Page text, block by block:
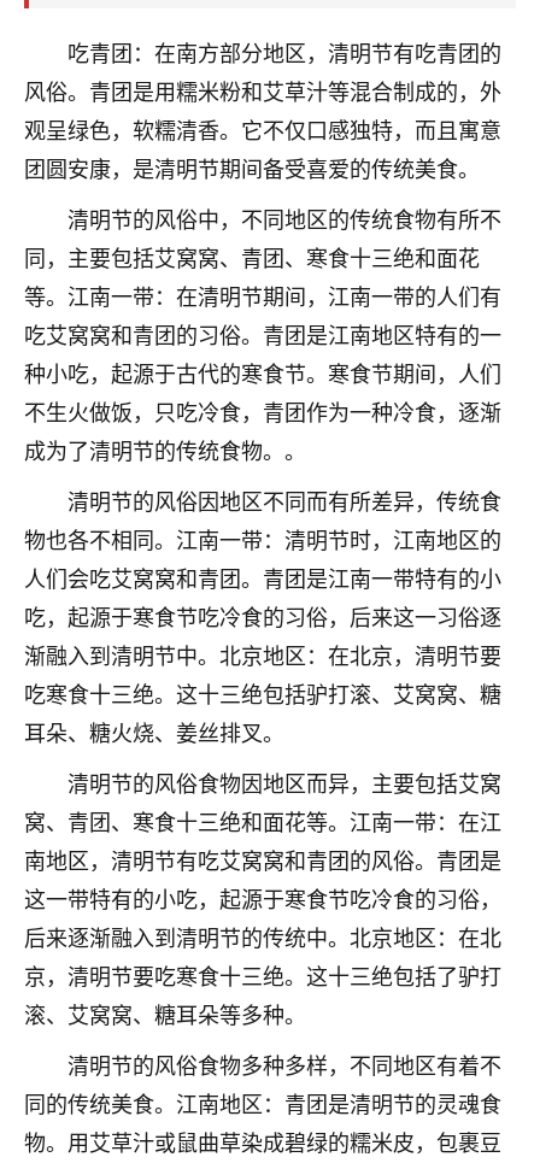
吃青团：在南方部分地区，清明节有吃青团的
风俗。青团是用糯米粉和艾草汁等混合制成的，外
观呈绿色，软糯清香。它不仅口感独特，而且寓意
团圆安康，是清明节期间备受喜爱的传统美食。
清明节的风俗中，不同地区的传统食物有所不
同，主要包括艾窝窝、青团、寒食十三绝和面花
等。江南一带：在清明节期间，江南一带的人们有
吃艾窝窝和青团的习俗。青团是江南地区特有的一
种小吃，起源于古代的寒食节。寒食节期间，人们
不生火做饭，只吃冷食，青团作为一种冷食，逐渐
成为了清明节的传统食物。。
清明节的风俗因地区不同而有所差异，传统食
物也各不相同。江南一带：清明节时，江南地区的
人们会吃艾窝窝和青团。青团是江南一带特有的小
吃，起源于寒食节吃冷食的习俗，后来这一习俗逐
渐融入到清明节中。北京地区：在北京，清明节要
吃寒食十三绝。这十三绝包括驴打滚、艾窝窝、糖
耳朵、糖火烧、姜丝排叉。
清明节的风俗食物因地区而异，主要包括艾窝
窝、青团、寒食十三绝和面花等。江南一带：在江
南地区，清明节有吃艾窝窝和青团的风俗。青团是
这一带特有的小吃，起源于寒食节吃冷食的习俗，
后来逐渐融入到清明节的传统中。北京地区：在北
京，清明节要吃寒食十三绝。这十三绝包括了驴打
滚、艾窝窝、糖耳朵等多种。
清明节的风俗食物多种多样，不同地区有着不
同的传统美食。江南地区：青团是清明节的灵魂食
物。用艾草汁或鼠曲草染成碧绿的糯米皮，包裹豆
心若莲花
我是做餐饮的，这两年，生意屡屡受挫，店开一家关
一家，要么生意不好，生意好的就出事。前些年攒的
家底快败光了，真是倒霉！我也想找人看看到底怎么
回事？
鹿森：你可以找老师看看，人有时不服命不行
啊！
太阳当空赵：我也做餐饮的，生意不算大，但
是我从找店开始都是找慧来老师跟进的，选
址、风水、还有开业日子，哪哪都看了，虽然
大环境不好，但是我家生意还可以，前几天又
刚找老师做了补财库，希望财运更好一点！
2小时前 来自海南
梦醒时分
我女儿高二叛逆，大半年不上学，一说她就要死要活
的，把我们两口子愁的不行，朋友给我推荐的慧来老
师，一开始我是病急乱投医，这半年来，法事一个个
做完，我女儿跟变了个人一样，不期望她能考多好的
大学，只要能安安稳稳的把书读了，身体心理都健健
康康的我就很知足了！
鹿森：可怜天下父母心啊！
3小时前 来自河北 16
付深
我是公司人事调整，有升迁机会，但同时竞争的我们
三个，找老师的时候是抱着侥幸心理，没想到老师看
着我晋升有望，我半信半疑的按照老师建议，做了化
太岁还有一个发钱粮，本来年前的人事调整，拖到年
后，我以为都没戏了，结果开年一上班，开会提拔升
职第一个就是我，职务无所谓，主要是底薪加了
鹿森：恭喜升职加薪！！，请客吗？�
12小时前 来自北京 32